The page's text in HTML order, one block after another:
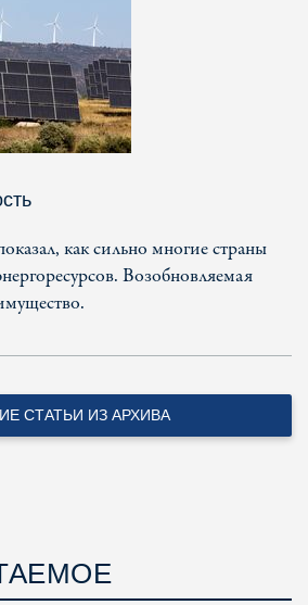
как сильно многие страны
Возобновляемая
СТАТЬИ ИЗ АРХИВА